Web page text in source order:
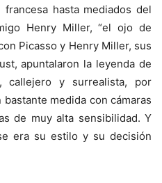
hasta mediados del
Henry Miller, “el ojo de
Picasso y Henry Miller, sus
apuntalaron la leyenda de
callejero y surrealista, por
medida con cámaras
de muy alta sensibilidad. Y
era su estilo y su decisión